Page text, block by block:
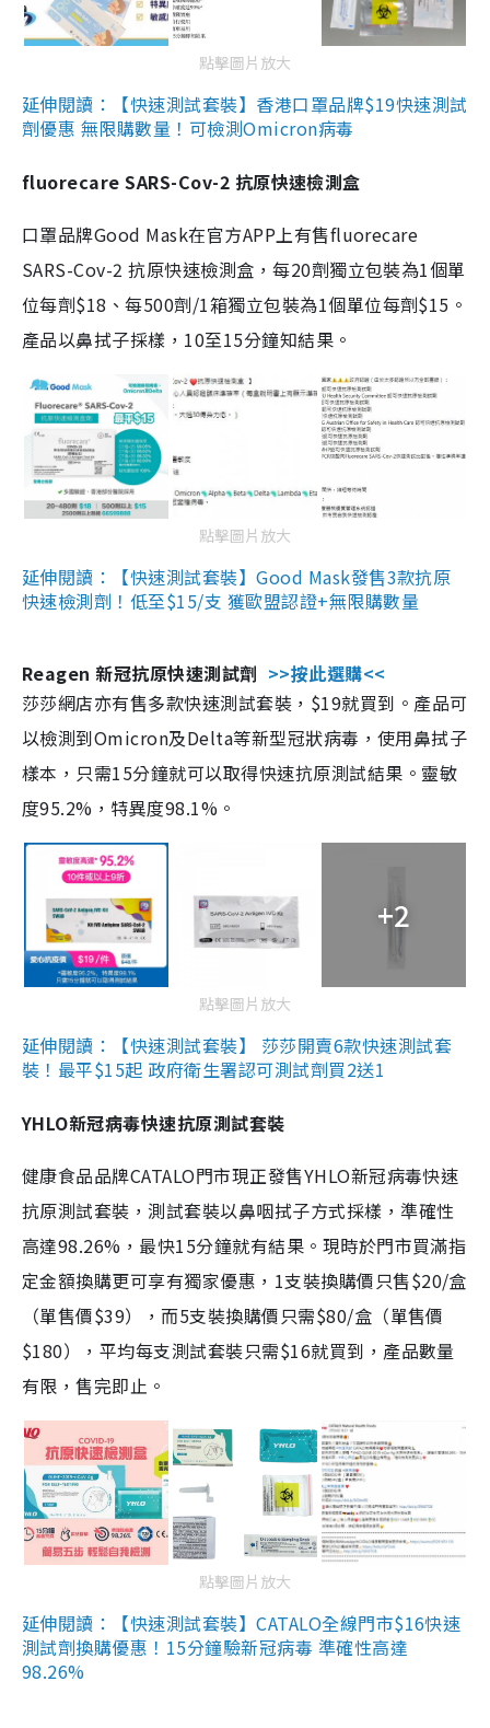
點擊圖片放大
延伸閱讀：【快速測試套裝】香港口罩品牌$19快速測試
劑優惠 無限購數量！可檢測Omicron病毒
fluorecare SARS-Cov-2 抗原快速檢測盒
口罩品牌Good Mask在官方APP上有售fluorecare
SARS-Cov-2 抗原快速檢測盒，每20劑獨立包裝為1個單
位每劑$18、每500劑/1箱獨立包裝為1個單位每劑$15。
產品以鼻拭子採樣，10至15分鐘知結果。
點擊圖片放大
延伸閱讀：【快速測試套裝】Good Mask發售3款抗原
快速檢測劑！低至$15/支 獲歐盟認證+無限購數量
Reagen 新冠抗原快速測試劑 >>按此選購<<
莎莎網店亦有售多款快速測試套裝，$19就買到。產品可
以檢測到Omicron及Delta等新型冠狀病毒，使用鼻拭子
樣本，只需15分鐘就可以取得快速抗原測試結果。靈敏
度95.2%，特異度98.1%。
+2
點擊圖片放大
延伸閱讀：【快速測試套裝】 莎莎開賣6款快速測試套
裝！最平$15起 政府衛生署認可測試劑買2送1
YHLO新冠病毒快速抗原測試套裝
健康食品品牌CATALO門市現正發售YHLO新冠病毒快速
抗原測試套裝，測試套裝以鼻咽拭子方式採樣，準確性
高達98.26%，最快15分鐘就有結果。現時於門市買滿指
定金額換購更可享有獨家優惠，1支裝換購價只售$20/盒
（單售價$39），而5支裝換購價只需$80/盒（單售價
$180），平均每支測試套裝只需$16就買到，產品數量
有限，售完即止。
點擊圖片放大
延伸閱讀：【快速測試套裝】CATALO全線門市$16快速
測試劑換購優惠！15分鐘驗新冠病毒 準確性高達
98.26%